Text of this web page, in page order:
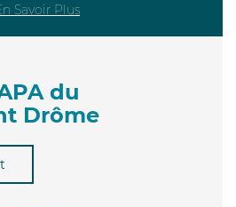
Savoir Plus
du
Drôme